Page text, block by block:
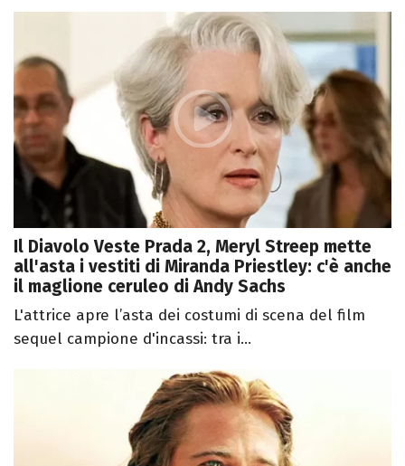
Il Diavolo Veste Prada 2, Meryl Streep mette
all'asta i vestiti di Miranda Priestley: c'è anche
il maglione ceruleo di Andy Sachs
L'attrice apre l’asta dei costumi di scena del film
sequel campione d'incassi: tra i...